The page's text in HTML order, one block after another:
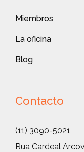
Miembros
La oficina
Blog
Contacto
(11) 3090-5021
Rua Cardeal